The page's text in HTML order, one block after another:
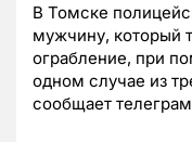
В Томске
мужчину, который
ограбление, при
одном случае из
сообщает